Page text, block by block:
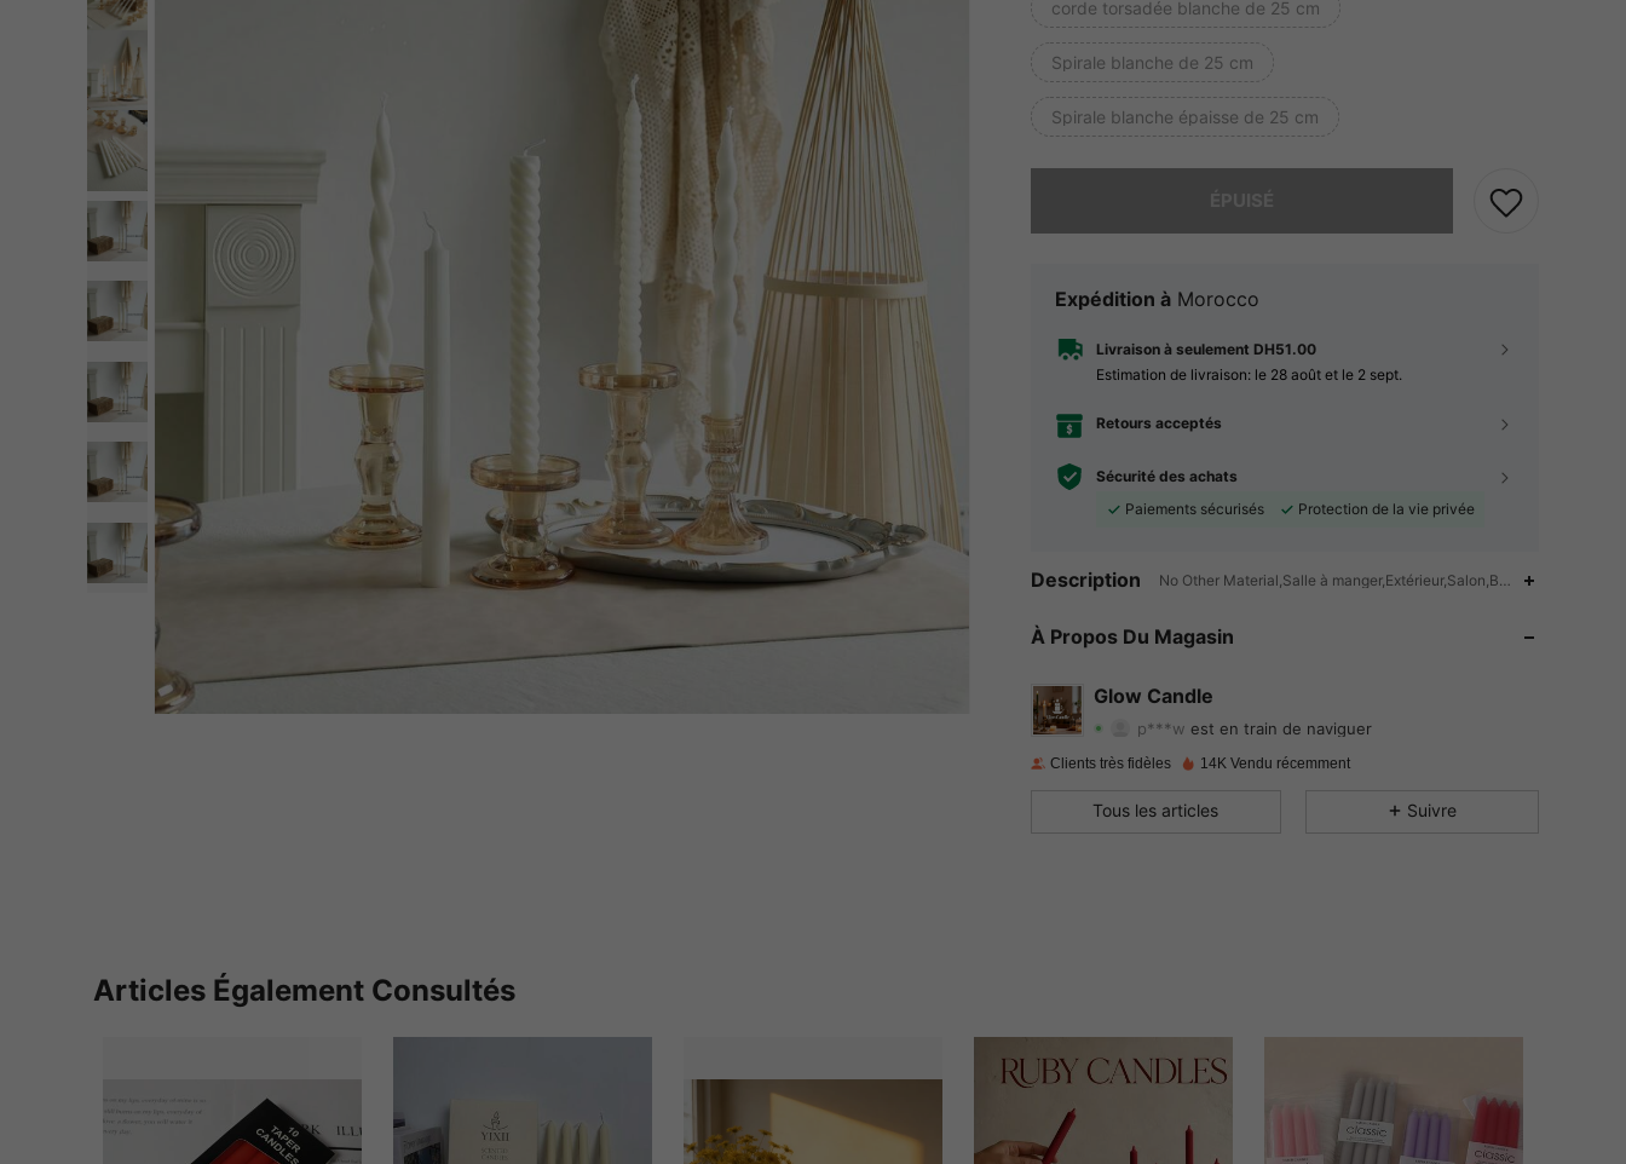
corde torsadée blanche de 25 cm
Spirale blanche de 25 cm
Spirale blanche épaisse de 25 cm
Expédition à Morocco
Livraison à seulement DH51.00
Estimation de livraison: le 28 août et le 2 sept.
Retours acceptés
Sécurité des achats
Paiements sécurisés
Protection de la vie privée
Description No Other Material,Salle à manger,Extérieur,Salon,Bureau à
À Propos Du Magasin
Glow Candle
4.83 48 338
4.83 48
4.83
p***w est en train de naviguer
Evaluation 48 338
4.83
Clients très fidèles 14K Vendu récemment
Tous les articles Suivre
Articles Également Consultés